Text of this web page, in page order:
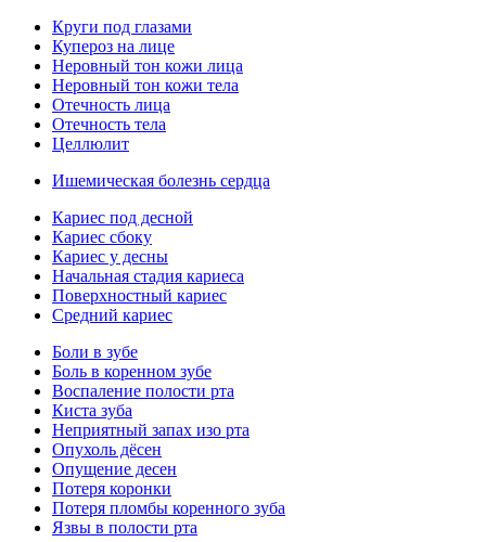
Круги под глазами
Купероз на лице
Неровный тон кожи лица
Неровный тон кожи тела
Отечность лица
Отечность тела
Целлюлит
Ишемическая болезнь сердца
Кариес под десной
Кариес сбоку
Кариес у десны
Начальная стадия кариеса
Поверхностный кариес
Средний кариес
Боли в зубе
Боль в коренном зубе
Воспаление полости рта
Киста зуба
Неприятный запах изо рта
Опухоль дёсен
Опущение десен
Потеря коронки
Потеря пломбы коренного зуба
Язвы в полости рта